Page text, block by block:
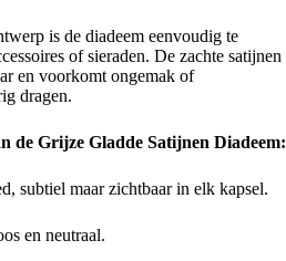
is de diadeem eenvoudig te
of sieraden. De zachte satijnen
en voorkomt ongemak of
dragen.
de Grijze Gladde Satijnen Diadeem:
subtiel maar zichtbaar in elk kapsel.
en neutraal.